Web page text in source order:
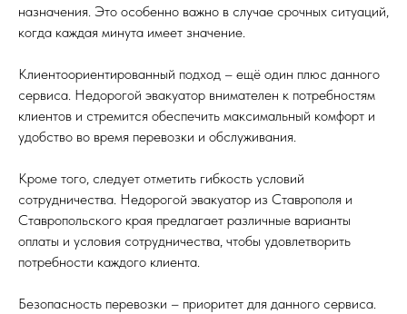
назначения. Это особенно важно в случае срочных ситуаций,
когда каждая минута имеет значение.
Клиентоориентированный подход – ещё один плюс данного
сервиса. Недорогой эвакуатор внимателен к потребностям
клиентов и стремится обеспечить максимальный комфорт и
удобство во время перевозки и обслуживания.
Кроме того, следует отметить гибкость условий
сотрудничества. Недорогой эвакуатор из Ставрополя и
Ставропольского края предлагает различные варианты
оплаты и условия сотрудничества, чтобы удовлетворить
потребности каждого клиента.
Безопасность перевозки – приоритет для данного сервиса.